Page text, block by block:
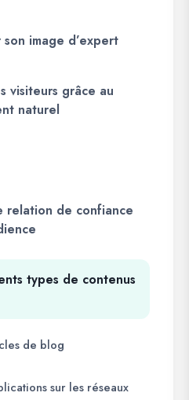
image d’expert
visiteurs grâce au
naturel
relation de confiance
types de contenus
de blog
sur les réseaux